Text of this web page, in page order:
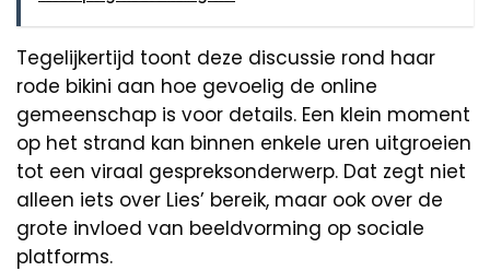
Tegelijkertijd toont deze discussie rond haar
rode bikini aan hoe gevoelig de online
gemeenschap is voor details. Een klein moment
op het strand kan binnen enkele uren uitgroeien
tot een viraal gespreksonderwerp. Dat zegt niet
alleen iets over Lies’ bereik, maar ook over de
grote invloed van beeldvorming op sociale
platforms.